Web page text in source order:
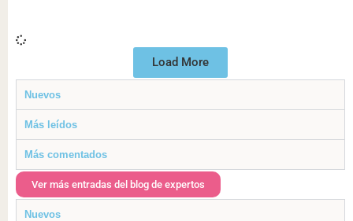
Load More
Nuevos
Más leídos
Más comentados
Ver más entradas del blog de expertos
Nuevos